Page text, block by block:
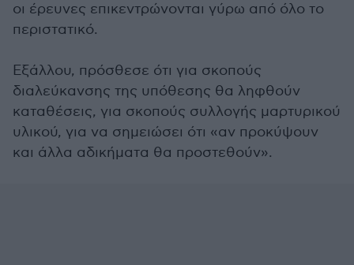
οι έρευνες επικεντρώνονται γύρω από όλο το
περιστατικό.
Εξάλλου, πρόσθεσε ότι για σκοπούς
διαλεύκανσης της υπόθεσης θα ληφθούν
καταθέσεις, για σκοπούς συλλογής μαρτυρικού
υλικού, για να σημειώσει ότι «αν προκύψουν
και άλλα αδικήματα θα προστεθούν».